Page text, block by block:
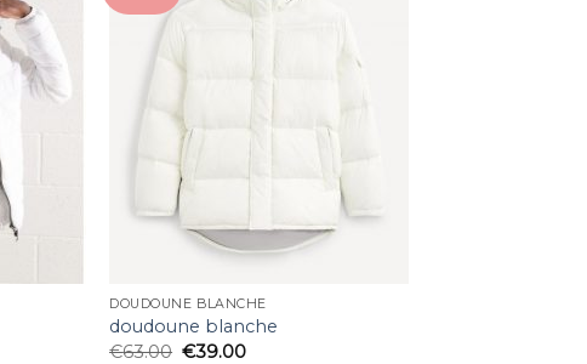
DOUDOUNE BLANCHE
doudoune blanche
€63.00 €39.00